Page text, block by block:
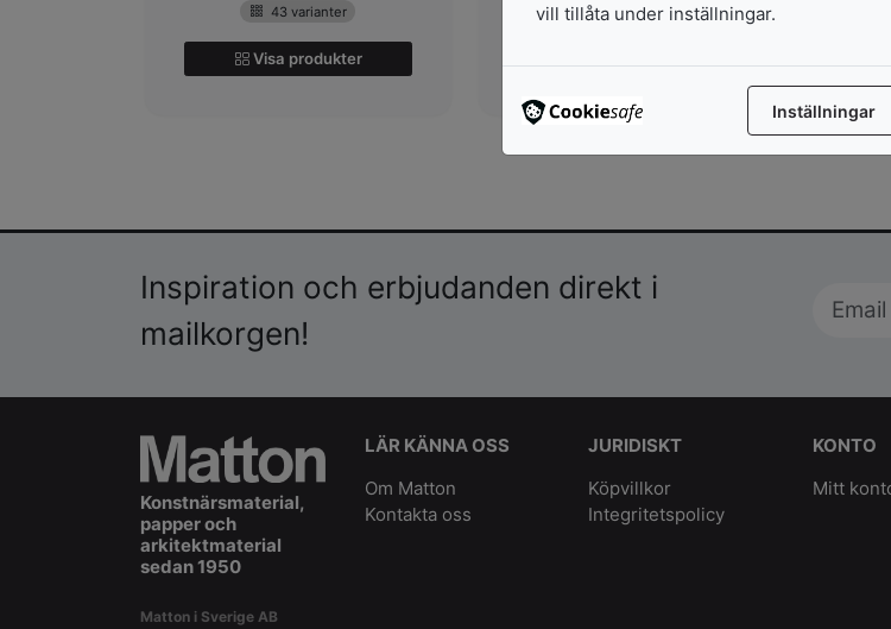
43 varianter
Visa produkter
Inspiration och erbjudanden direkt i
mailkorgen!
Konstnärsmaterial,
papper och
arkitektmaterial
sedan 1950
Matton i Sverige AB
LÄR KÄNNA OSS
Om Matton
Kontakta oss
JURIDISKT
Köpvillkor
Integritetspolicy
KONTO
Mitt
vill tillåta under inställningar.
Inställningar